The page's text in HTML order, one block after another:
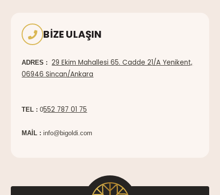
BIZE ULAŞIN
ADRES :
29 Ekim Mahallesi 65. Cadde 21/A Yenikent,
06946 Sincan/Ankara
TEL : 0552 787 01 75
MAİL :info@bigoldi.com